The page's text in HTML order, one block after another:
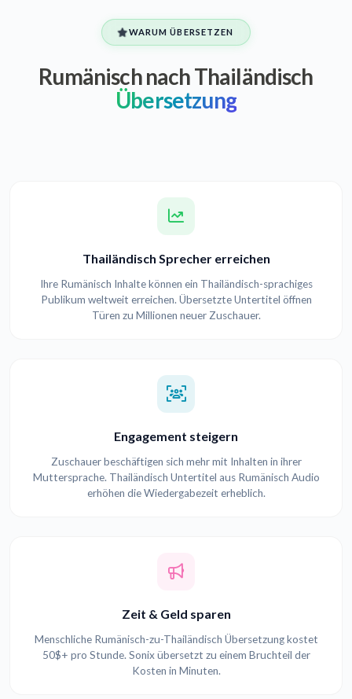
WARUM ÜBERSETZEN
Rumänisch nach Thailändisch
Übersetzung
Thailändisch Sprecher erreichen
Ihre Rumänisch Inhalte können ein Thailändisch-sprachiges
Publikum weltweit erreichen. Übersetzte Untertitel öffnen
Türen zu Millionen neuer Zuschauer.
Engagement steigern
Zuschauer beschäftigen sich mehr mit Inhalten in ihrer
Muttersprache. Thailändisch Untertitel aus Rumänisch Audio
erhöhen die Wiedergabezeit erheblich.
Zeit & Geld sparen
Menschliche Rumänisch-zu-Thailändisch Übersetzung kostet
50$+ pro Stunde. Sonix übersetzt zu einem Bruchteil der
Kosten in Minuten.